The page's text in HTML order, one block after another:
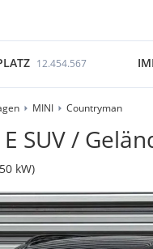
12.454.567
MINI Countryman
SUV /
kW)